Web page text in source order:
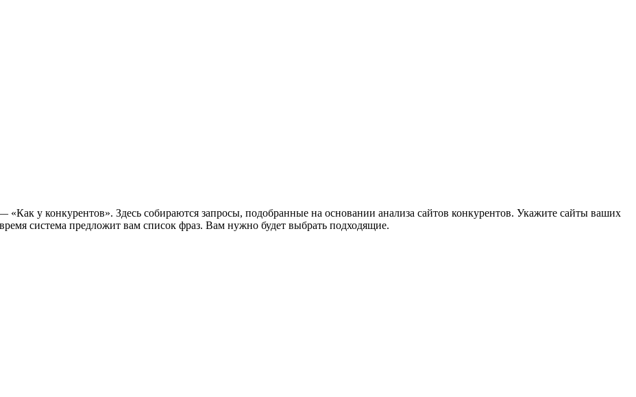
у конкурентов». Здесь собираются запросы, подобранные на основании анализа сайтов конкурентов. Укажите сайты ваших
система предложит вам список фраз. Вам нужно будет выбрать подходящие.